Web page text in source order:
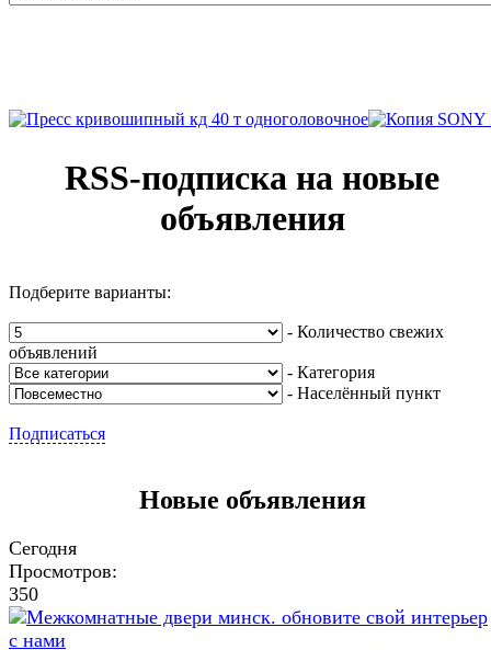
RSS-подписка на новые
объявления
Подберите варианты:
- Количество свежих
объявлений
- Категория
- Населённый пункт
Подписаться
Новые объявления
Сегодня
Просмотров:
350